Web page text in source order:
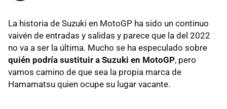
La historia de Suzuki en MotoGP ha sido un continuo
vaivén de entradas y salidas y parece que la del 2022
no va a ser la última. Mucho se ha especulado sobre
quién podría sustituir a Suzuki en MotoGP, pero
vamos camino de que sea la propia marca de
Hamamatsu quien ocupe su lugar vacante.